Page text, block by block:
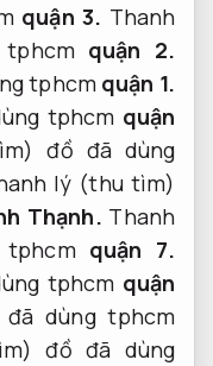
quận 3. Thanh
quận 2.
tphcm quận 1.
tphcm quận
đồ đã dùng
lý (thu tìm)
Thạnh. Thanh
quận 7.
tphcm quận
dùng tphcm
đồ đã dùng